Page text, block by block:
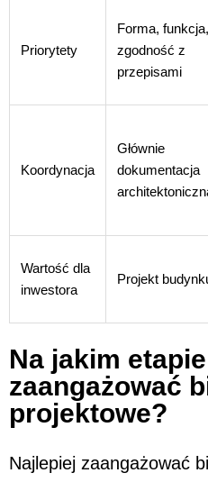
Priorytety
Forma, funkcja,
zgodność z
przepisami
Koordynacja
Głównie
dokumentacja
Wartość dla
inwestora
Projekt
Na jakim
zaangażować
projektowe?
Najlepiej zaangażować